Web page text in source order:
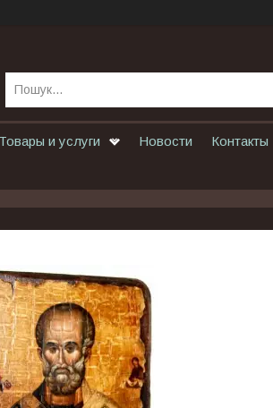
Товары и услуги Новости Контакты